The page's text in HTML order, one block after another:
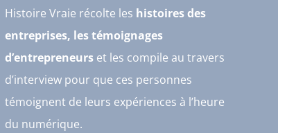
Histoire Vraie récolte les histoires des
entreprises, les témoignages
d’entrepreneurset les compile au travers
d’interview pour que ces personnes
témoignent de leurs expériences à l’heure
du numérique.